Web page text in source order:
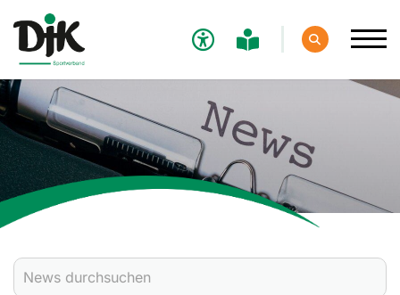
Verband
Aktuelles
Verbands-News
Termine